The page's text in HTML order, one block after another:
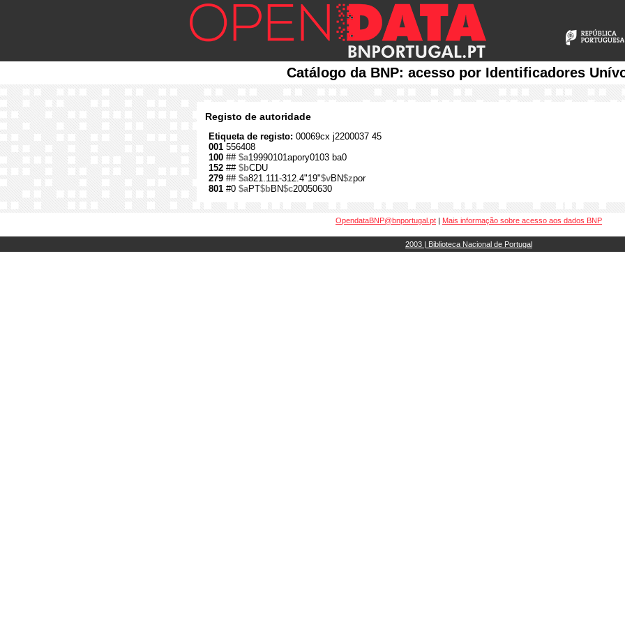
Catálogo da BNP: acesso por Identificadores
Registo de autoridade
Etiqueta de registo: 00069cx j2200037 45
001 556408
100 ## $a19990101apory0103 ba0
152 ## $bCDU
279 ## $a821.111-312.4"19"$vBN$zpor
801 #0 $aPT$bBN$c20050630
OpendataBNP@bnportugal.pt | Mais informação sobre acesso aos dados BNP
2003 | Biblioteca Nacional de Portugal